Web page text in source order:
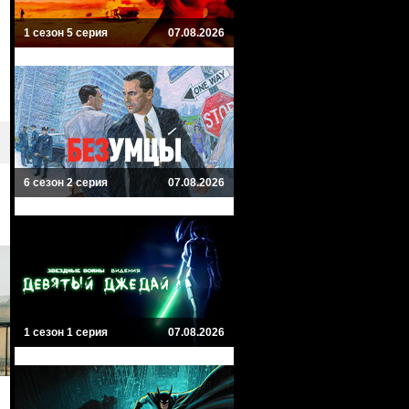
1 сезон 5 серия 07.08.2026
6 сезон 2 серия 07.08.2026
1 сезон 1 серия 07.08.2026